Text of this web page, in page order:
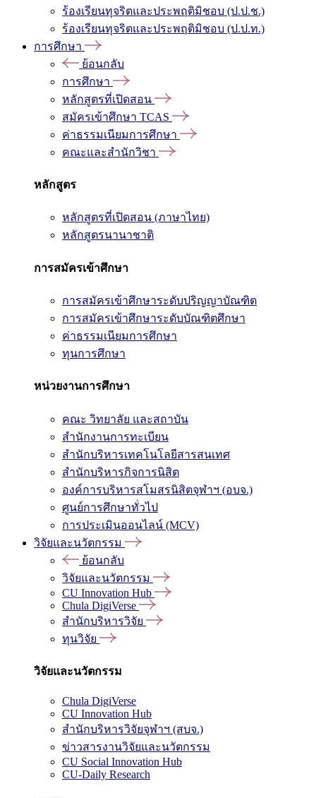
ร้องเรียนทุจริตและประพฤติมิชอบ (ป.ป.ช.)
ร้องเรียนทุจริตและประพฤติมิชอบ (ป.ป.ท.)
การศึกษา
ย้อนกลับ
การศึกษา
หลักสูตรที่เปิดสอน
สมัครเข้าศึกษา TCAS
ค่าธรรมเนียมการศึกษา
คณะและสำนักวิชา
หลักสูตร
หลักสูตรที่เปิดสอน (ภาษาไทย)
หลักสูตรนานาชาติ
การสมัครเข้าศึกษา
การสมัครเข้าศึกษาระดับปริญญาบัณฑิต
การสมัครเข้าศึกษาระดับบัณฑิตศึกษา
ค่าธรรมเนียมการศึกษา
ทุนการศึกษา
หน่วยงานการศึกษา
คณะ วิทยาลัย และสถาบัน
สำนักงานการทะเบียน
สำนักบริหารเทคโนโลยีสารสนเทศ
สำนักบริหารกิจการนิสิต
องค์การบริหารสโมสรนิสิตจุฬาฯ (อบจ.)
ศูนย์การศึกษาทั่วไป
การประเมินออนไลน์ (MCV)
วิจัยและนวัตกรรม
ย้อนกลับ
วิจัยและนวัตกรรม
CU Innovation Hub
Chula DigiVerse
สำนักบริหารวิจัย
ทุนวิจัย
วิจัยและนวัตกรรม
Chula DigiVerse
CU Innovation Hub
สำนักบริหารวิจัยจุฬาฯ (สบจ.)
ข่าวสารงานวิจัยและนวัตกรรม
CU Social Innovation Hub
CU-Daily Research